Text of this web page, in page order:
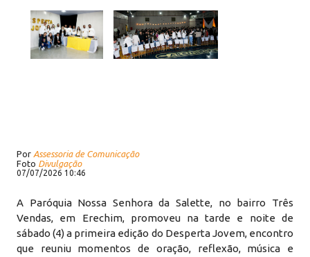
Por Assessoria de Comunicação
Foto Divulgação
07/07/2026 10:46
A Paróquia Nossa Senhora da Salette, no bairro Três
Vendas, em Erechim, promoveu na tarde e noite de
sábado (4) a primeira edição do Desperta Jovem, encontro
que reuniu momentos de oração, reflexão, música e